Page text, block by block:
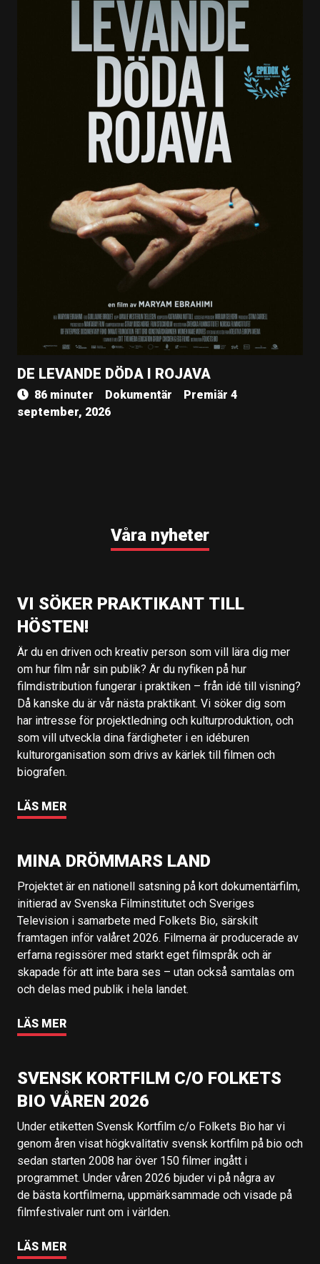
DE LEVANDE DÖDA I ROJAVA
86 minuter Dokumentär
Premiär 4
september, 2026
Våra nyheter
VI SÖKER PRAKTIKANT TILL
HÖSTEN!
Är du en driven och kreativ person som vill lära dig mer
om hur film når sin publik? Är du nyfiken på hur
filmdistribution fungerar i praktiken – från idé till visning?
Då kanske du är vår nästa praktikant. Vi söker dig som
har intresse för projektledning och kulturproduktion, och
som vill utveckla dina färdigheter i en idéburen
kulturorganisation som drivs av kärlek till filmen och
biografen.
LÄS MER
MINA DRÖMMARS LAND
Projektet är en nationell satsning på kort dokumentärfilm,
initierad av Svenska Filminstitutet och Sveriges
Television i samarbete med Folkets Bio, särskilt
framtagen inför valåret 2026. Filmerna är producerade av
erfarna regissörer med starkt eget filmspråk och är
skapade för att inte bara ses – utan också samtalas om
och delas med publik i hela landet.
LÄS MER
SVENSK KORTFILM C/O FOLKETS
BIO VÅREN 2026
Under etiketten Svensk Kortfilm c/o Folkets Bio har vi
genom åren visat högkvalitativ svensk kortfilm på bio och
sedan starten 2008 har över 150 filmer ingått i
programmet. Under våren 2026 bjuder vi på några av
de bästa kortfilmerna, uppmärksammade och visade på
filmfestivaler runt om i världen.
LÄS MER